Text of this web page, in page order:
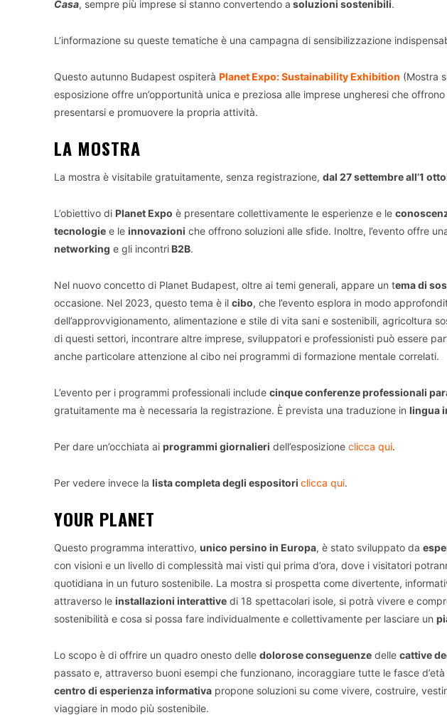
Casa, sempre più imprese si stanno convertendo a soluzioni sostenibili.
L’informazione su queste tematiche è una campagna di sensibilizzazione
Questo autunno Budapest ospiterà Planet Expo: Sustainability Exhibition (Mostra
esposizione offre un’opportunità unica e preziosa alle imprese ungheresi che
presentarsi e promuovere la propria attività.
LA MOSTRA
La mostra è visitabile gratuitamente, senza registrazione, dal 27 settembre all’1
L’obiettivo di Planet Expo è presentare collettivamente le esperienze e le
tecnologie e le innovazioni che offrono soluzioni alle sfide. Inoltre, l’evento offre
networking e gli incontri B2B.
Nel nuovo concetto di Planet Budapest, oltre ai temi generali, appare un tema di
occasione. Nel 2023, questo tema è il cibo, che l’evento esplora in modo
dell’approvvigionamento, alimentazione e stile di vita sani e sostenibili, agricoltura
di questi settori, incontrare altre imprese, sviluppatori e professionisti può essere
anche particolare attenzione al cibo nei programmi di formazione mentale correlati.
L’evento per i programmi professionali include cinque conferenze professionali
gratuitamente ma è necessaria la registrazione. È prevista una traduzione in lingua
Per dare un’occhiata ai programmi giornalieri dell’esposizione clicca qui.
Per vedere invece la lista completa degli espositori clicca qui.
YOUR PLANET
Questo programma interattivo, unico persino in Europa, è stato sviluppato da
con visioni e un livello di complessità mai visti qui prima d’ora, dove i visitatori
quotidiana in un futuro sostenibile. La mostra si prospetta come divertente,
attraverso le installazioni interattive di 18 spettacolari isole, si potrà vivere e
sostenibilità e cosa si possa fare individualmente e collettivamente per lasciare un
Lo scopo è di offrire un quadro onesto delle dolorose conseguenze delle cattive
passato e, attraverso buoni esempi che funzionano, incoraggiare tutte le fasce
centro di esperienza informativa propone soluzioni su come vivere, costruire,
viaggiare in modo più sostenibile.